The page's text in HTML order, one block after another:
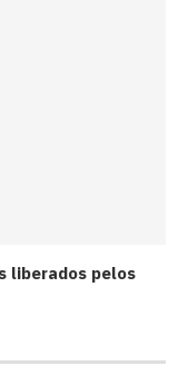
liberados pelos